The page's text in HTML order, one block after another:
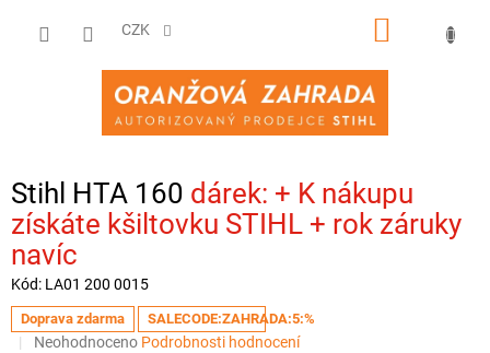
CZK
NÁKUPNÍ
Stihl HTA 160
+ K nákupu
získáte kšiltovku STIHL + rok záruky
navíc
Kód: LA01 200 0015
Doprava zdarma SALECODE:ZAHRADA:5:%
Průměrné
Neohodnoceno Podrobnosti hodnocení